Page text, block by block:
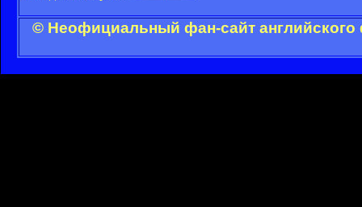
© Неофициальный фан-сайт английского